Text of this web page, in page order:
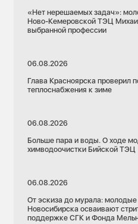
«Нет нерешаемых задач»:
Ново-Кемеровской ТЭЦ
выбранной профессии
06.08.2026
Глава Красноярска проверил
теплоснабжения к зиме
06.08.2026
Больше пара и воды. О ходе
химводоочистки Бийской ТЭЦ
06.08.2026
От эскиза до мурала:
Новосибирска осваивают
поддержке СГК и Фонда